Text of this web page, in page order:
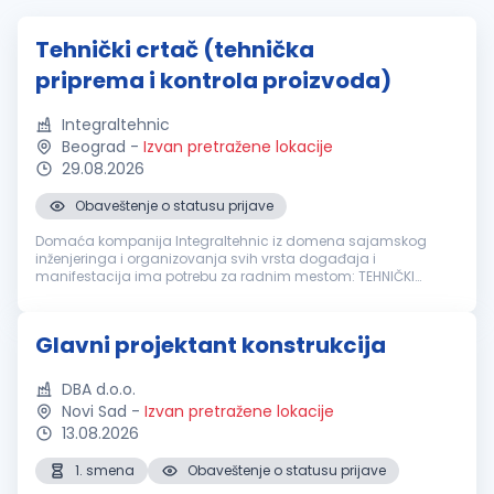
Tehnički crtač (tehnička
priprema i kontrola proizvoda)
Integraltehnic
Beograd - Izvan pretražene lokacije
29.08.2026
Obaveštenje o statusu prijave
Domaća kompanija Integraltehnic iz domena sajamskog
inženjeringa i organizovanja svih vrsta događaja i
manifestacija ima potrebu za radnim mestom: TEHNIČKI
Glavni projektant konstrukcija
DBA d.o.o.
Novi Sad - Izvan pretražene lokacije
13.08.2026
1. smena Obaveštenje o statusu prijave